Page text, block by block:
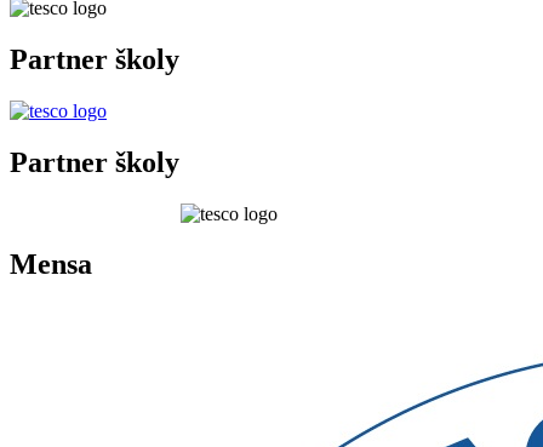
Partner školy
Partner školy
Mensa